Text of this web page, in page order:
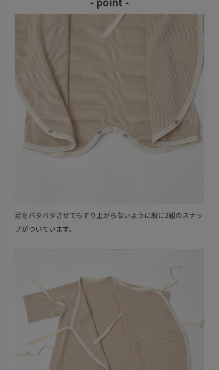
足をバタバタさせてもずり上がらないように股に2組のスナッ
プがついています。